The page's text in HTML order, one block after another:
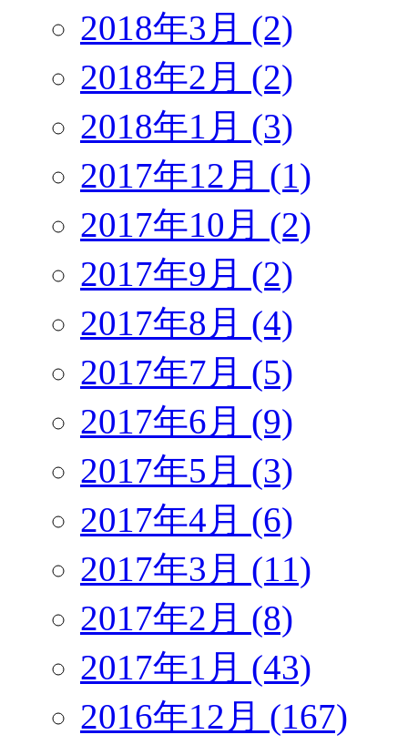
2018年3月 (2)
2018年2月 (2)
2018年1月 (3)
2017年12月 (1)
2017年10月 (2)
2017年9月 (2)
2017年8月 (4)
2017年7月 (5)
2017年6月 (9)
2017年5月 (3)
2017年4月 (6)
2017年3月 (11)
2017年2月 (8)
2017年1月 (43)
2016年12月 (167)